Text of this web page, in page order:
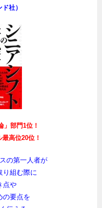
社）
」部門1位！
高位20位！
の第一人者が
り組む際に
点や
の要点を